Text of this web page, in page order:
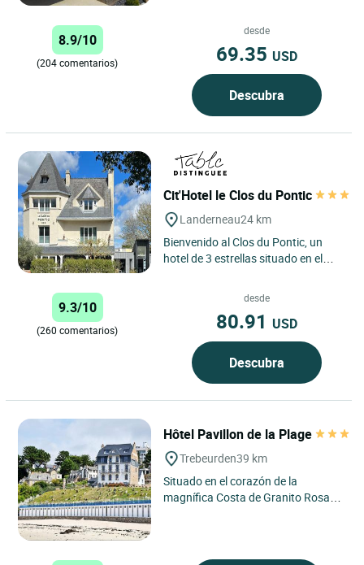
restaurante. Todas...
8.9/10
(204 comentarios)
desde
69.35 USD
Descubra
Cit'Hotel le Clos du Pontic
Landerneau24 km
Bienvenido al Clos du Pontic, un
hotel de 3 estrellas situado en el
Landerneau, famoso...
9.3/10
(260 comentarios)
desde
80.91 USD
Descubra
Hôtel Pavillon de la Plage
Trebeurden39 km
Situado en el corazón de la
magnífica Costa de Granito Rosa, el